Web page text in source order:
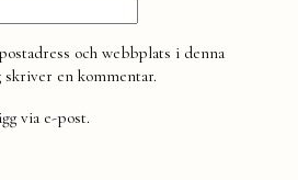
och webbplats i denna
skriver en kommentar.
via e-post.